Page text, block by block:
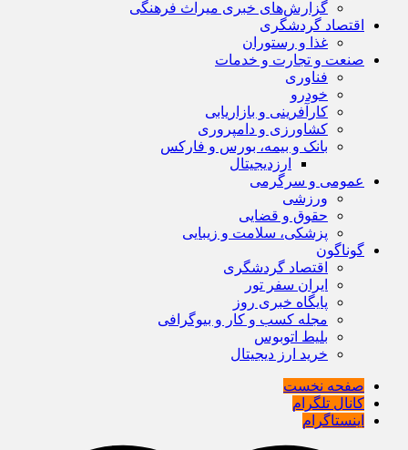
گزارش‌های خبری میراث فرهنگی
اقتصاد گردشگری
غذا و رستوران
صنعت و تجارت و خدمات
فناوری
خودرو
کارآفرینی و بازاریابی
کشاورزی و دامپروری
بانک و بیمه، بورس و فارکس
ارزدیجیتال
عمومی و سرگرمی
ورزشی
حقوق و قضایی
پزشکی، سلامت و زیبایی
گوناگون
اقتصاد گردشگری
ایران سفر تور
پایگاه خبری روز
مجله کسب و کار و بیوگرافی
بلیط اتوبوس
خرید ارز دیجیتال
صفحه نخست
کانال تلگرام
اینستاگرام